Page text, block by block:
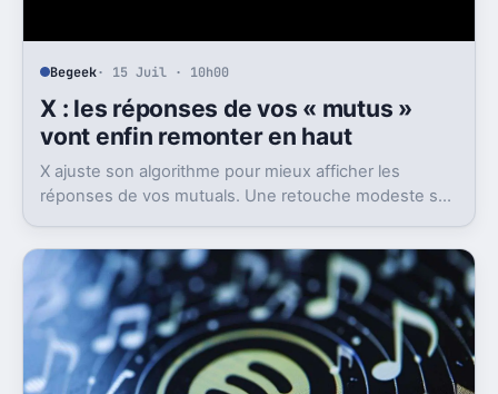
Begeek· 15 Juil · 10h00
X : les réponses de vos « mutus »
vont enfin remonter en haut
X ajuste son algorithme pour mieux afficher les
réponses de vos mutuals. Une retouche modeste sur